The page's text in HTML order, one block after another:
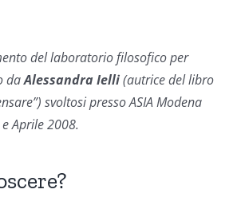
del laboratorio filosofico per
daAlessandra Ielli(autrice del libro
svoltosi presso ASIA Modena
Aprile 2008.